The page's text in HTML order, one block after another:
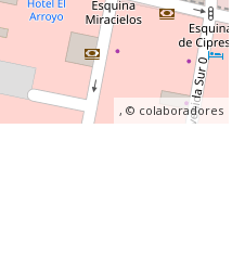
, © colaboradores